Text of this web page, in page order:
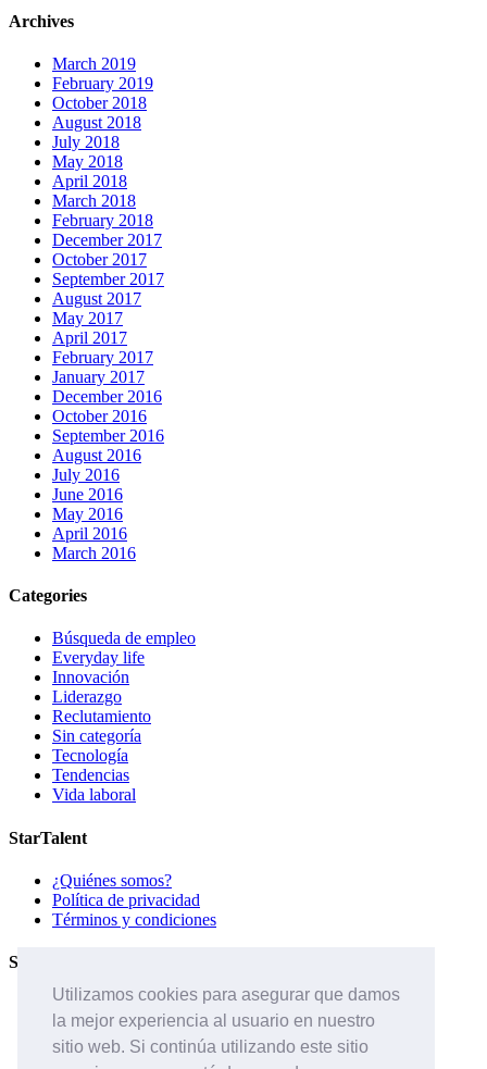
Utilizamos cookies para asegurar que damos
la mejor experiencia al usuario en nuestro
sitio web. Si continúa utilizando este sitio
Archives
March 2019
February 2019
October 2018
August 2018
July 2018
May 2018
April 2018
March 2018
February 2018
December 2017
October 2017
September 2017
August 2017
May 2017
April 2017
February 2017
January 2017
December 2016
October 2016
September 2016
August 2016
July 2016
June 2016
May 2016
April 2016
March 2016
Categories
Búsqueda de empleo
Everyday life
Innovación
Liderazgo
Reclutamiento
Sin categoría
Tecnología
Tendencias
Vida laboral
StarTalent
¿Quiénes somos?
Política de privacidad
Términos y condiciones
Servicios
Páginas de carreras
Sistema ATS
Contáctanos